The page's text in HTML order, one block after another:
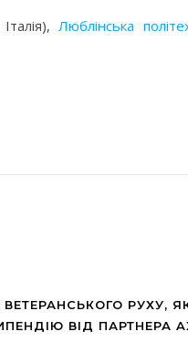
Люблінська
РУХУ,
ВІД ПАРТНЕРА